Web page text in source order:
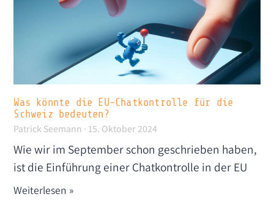
Was könnte die EU-Chatkontrolle für die
Schweiz bedeuten?
Patrick Seemann 15. Oktober 2024
Wie wir im September schon geschrieben haben,
ist die Einführung einer Chatkontrolle in der EU
Weiterlesen »